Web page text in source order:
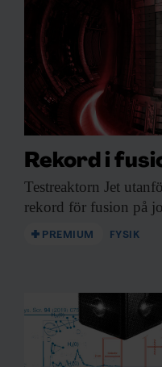
Rekord i
Testreaktorn Jet
rekord för fusion på
PREMIUM FYSIK